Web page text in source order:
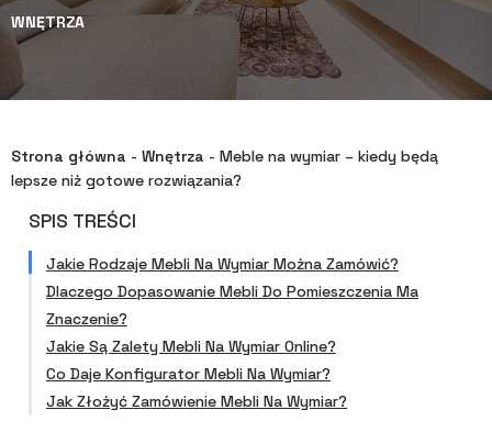
WNĘTRZA
Strona główna - Wnętrza - Meble na wymiar – kiedy będą
lepsze niż gotowe rozwiązania?
SPIS TREŚCI
Jakie Rodzaje Mebli Na Wymiar Można Zamówić?
Dlaczego Dopasowanie Mebli Do Pomieszczenia Ma
Znaczenie?
Jakie Są Zalety Mebli Na Wymiar Online?
Co Daje Konfigurator Mebli Na Wymiar?
Jak Złożyć Zamówienie Mebli Na Wymiar?